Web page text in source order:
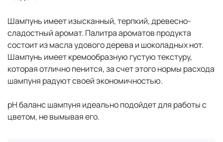
Шампунь имеет изысканный, терпкий, древесно-
сладостный аромат. Палитра ароматов продукта
состоит из масла удового дерева и шоколадных нот.
Шампунь имеет кремообразную густую текстуру,
которая отлично пенится, за счет этого нормы расхода
шампуня радуют своей экономичностью.
pH баланс шампуня идеально подойдет для работы с
цветом, не вымывая его.